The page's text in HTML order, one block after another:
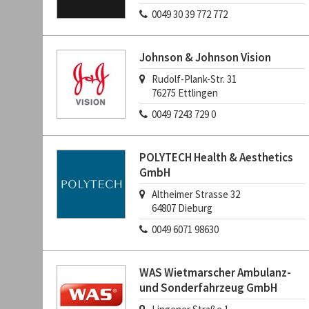
0049 30 39 772 772
Johnson & Johnson Vision
Rudolf-Plank-Str. 31
76275 Ettlingen
0049 7243 729 0
POLYTECH Health & Aesthetics
GmbH
Altheimer Strasse 32
64807 Dieburg
0049 6071 98630
WAS Wietmarscher Ambulanz-
und Sonderfahrzeug GmbH